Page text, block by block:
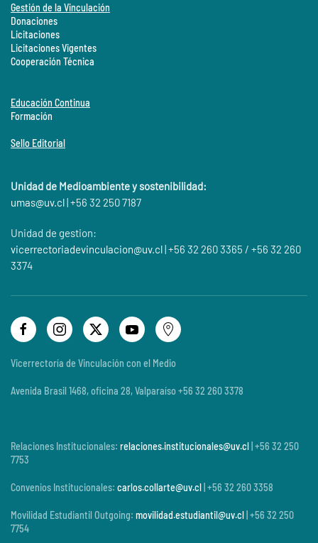
Gestión de la Vinculación
Donaciones
Licitaciones
Licitaciones Vigentes
Cooperación Técnica
Educación Continua
Formación
Sello Editorial
Unidad de Medioambiente y sostenibilidad:
umas@uv.cl| +56 32 250 7187
Unidad de gestion:
vicerrectoriadevinculacion@uv.cl| +56 32 260 3365 / +56 32 260
3374
Vicerrectoría de Vinculación con el Medio
Avenida Brasil 1468, oficina 28, Valparaíso +56 32 260 3378
Relaciones Institucionales: relaciones.institucionales@uv.cl | +56 32 250
7753
Convenios Institucionales: carlos.collarte@uv.cl | +56 32 260 3358
Movilidad Estudiantil Outgoing: movilidad.estudiantil@uv.cl | +56 32 250
7754